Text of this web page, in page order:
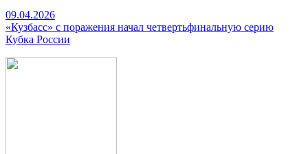
09.04.2026
«Кузбасс» с поражения начал четвертьфинальную серию
Кубка России